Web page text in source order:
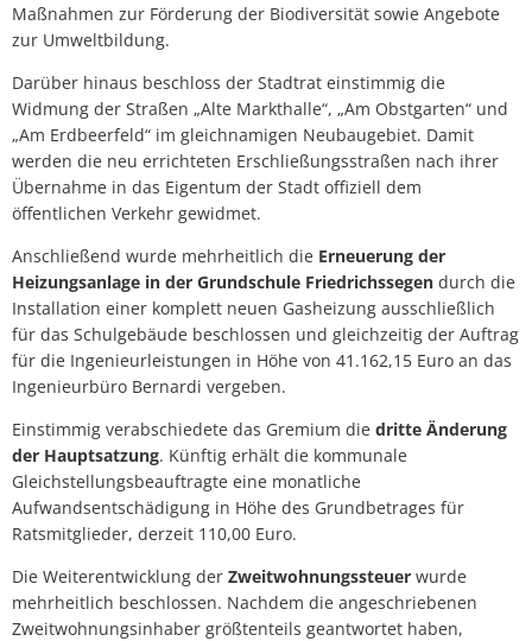
Maßnahmen zur Förderung der Biodiversität sowie Angebote
zur Umweltbildung.
Darüber hinaus beschloss der Stadtrat einstimmig die
Widmung der Straßen „Alte Markthalle“, „Am Obstgarten“ und
„Am Erdbeerfeld“ im gleichnamigen Neubaugebiet. Damit
werden die neu errichteten Erschließungsstraßen nach ihrer
Übernahme in das Eigentum der Stadt offiziell dem
öffentlichen Verkehr gewidmet.
Anschließend wurde mehrheitlich die Erneuerung der
Heizungsanlage in der Grundschule Friedrichssegen durch die
Installation einer komplett neuen Gasheizung ausschließlich
für das Schulgebäude beschlossen und gleichzeitig der Auftrag
für die Ingenieurleistungen in Höhe von 41.162,15 Euro an das
Ingenieurbüro Bernardi vergeben.
Einstimmig verabschiedete das Gremium die dritte Änderung
der Hauptsatzung. Künftig erhält die kommunale
Gleichstellungsbeauftragte eine monatliche
Aufwandsentschädigung in Höhe des Grundbetrages für
Ratsmitglieder, derzeit 110,00 Euro.
Die Weiterentwicklung der Zweitwohnungssteuer wurde
mehrheitlich beschlossen. Nachdem die angeschriebenen
Zweitwohnungsinhaber größtenteils geantwortet haben,